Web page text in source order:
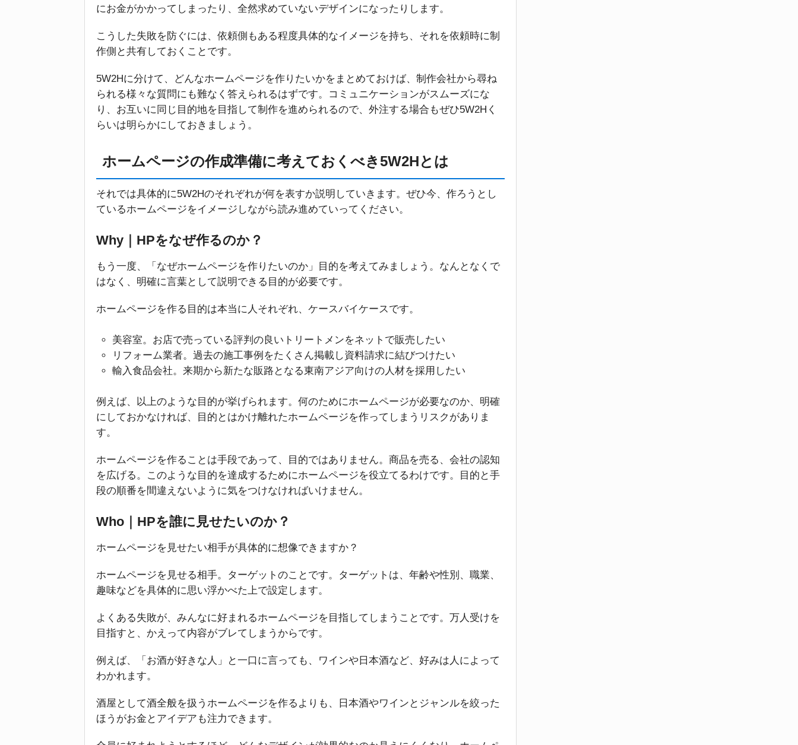
にお金がかかってしまったり、全然求めていないデザインになったりします。
こうした失敗を防ぐには、依頼側もある程度具体的なイメージを持ち、それを依頼時に制
作側と共有しておくことです。
5W2Hに分けて、どんなホームページを作りたいかをまとめておけば、制作会社から尋ね
られる様々な質問にも難なく答えられるはずです。コミュニケーションがスムーズにな
り、お互いに同じ目的地を目指して制作を進められるので、外注する場合もぜひ5W2Hく
らいは明らかにしておきましょう。
ホームページの作成準備に考えておくべき5W2Hとは
それでは具体的に5W2Hのそれぞれが何を表すか説明していきます。ぜひ今、作ろうとし
ているホームページをイメージしながら読み進めていってください。
Why｜HPをなぜ作るのか？
もう一度、「なぜホームページを作りたいのか」目的を考えてみましょう。なんとなくで
はなく、明確に言葉として説明できる目的が必要です。
ホームページを作る目的は本当に人それぞれ、ケースバイケースです。
美容室。お店で売っている評判の良いトリートメンをネットで販売したい
リフォーム業者。過去の施工事例をたくさん掲載し資料請求に結びつけたい
輸入食品会社。来期から新たな販路となる東南アジア向けの人材を採用したい
例えば、以上のような目的が挙げられます。何のためにホームページが必要なのか、明確
にしておかなければ、目的とはかけ離れたホームページを作ってしまうリスクがありま
す。
ホームページを作ることは手段であって、目的ではありません。商品を売る、会社の認知
を広げる。このような目的を達成するためにホームページを役立てるわけです。目的と手
段の順番を間違えないように気をつけなければいけません。
Who｜HPを誰に見せたいのか？
ホームページを見せたい相手が具体的に想像できますか？
ホームページを見せる相手。ターゲットのことです。ターゲットは、年齢や性別、職業、
趣味などを具体的に思い浮かべた上で設定します。
よくある失敗が、みんなに好まれるホームページを目指してしまうことです。万人受けを
目指すと、かえって内容がブレてしまうからです。
例えば、「お酒が好きな人」と一口に言っても、ワインや日本酒など、好みは人によって
わかれます。
酒屋として酒全般を扱うホームページを作るよりも、日本酒やワインとジャンルを絞った
ほうがお金とアイデアも注力できます。